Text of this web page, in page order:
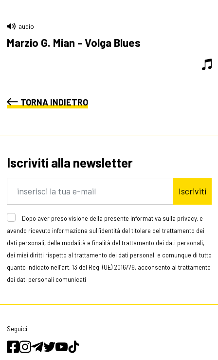
audio
Marzio G. Mian - Volga Blues
TORNA INDIETRO
Iscriviti alla newsletter
Iscriviti
Dopo aver preso visione della presente informativa sulla privacy, e
avendo ricevuto informazione sull’identità del titolare del trattamento dei
dati personali, delle modalità e finalità del trattamento dei dati personali,
dei miei diritti rispetto al trattamento dei dati personali e comunque di tutto
quanto indicato nell’art. 13 del Reg. (UE) 2016/79, acconsento al trattamento
dei dati personali comunicati
Seguici